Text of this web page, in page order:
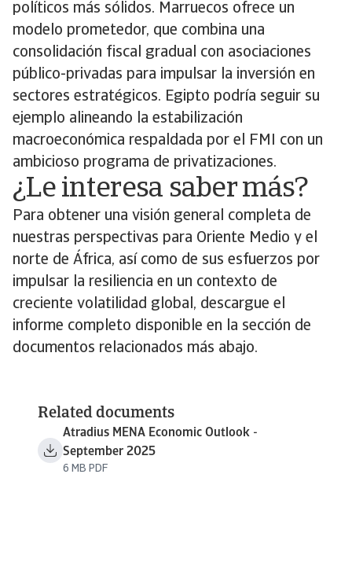
políticos más sólidos. Marruecos ofrece un
modelo prometedor, que combina una
consolidación fiscal gradual con asociaciones
público-privadas para impulsar la inversión en
sectores estratégicos. Egipto podría seguir su
ejemplo alineando la estabilización
macroeconómica respaldada por el FMI con un
ambicioso programa de privatizaciones.
¿Le interesa saber más?
Para obtener una visión general completa de
nuestras perspectivas para Oriente Medio y el
norte de África, así como de sus esfuerzos por
impulsar la resiliencia en un contexto de
creciente volatilidad global, descargue el
informe completo disponible en la sección de
documentos relacionados más abajo.
Related documents
Atradius MENA Economic Outlook -
September 2025
6 MB PDF